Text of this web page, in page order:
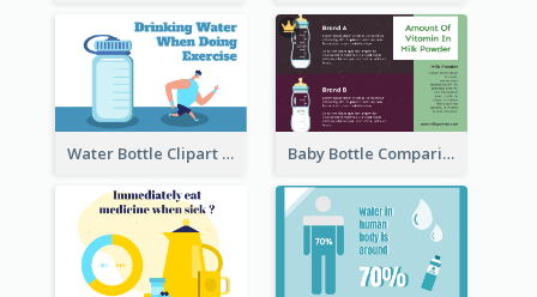
Water Bottle Clipart Baby Bottle Comparison Information